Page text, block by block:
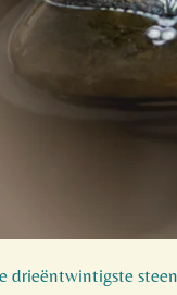
drieëntwintigste